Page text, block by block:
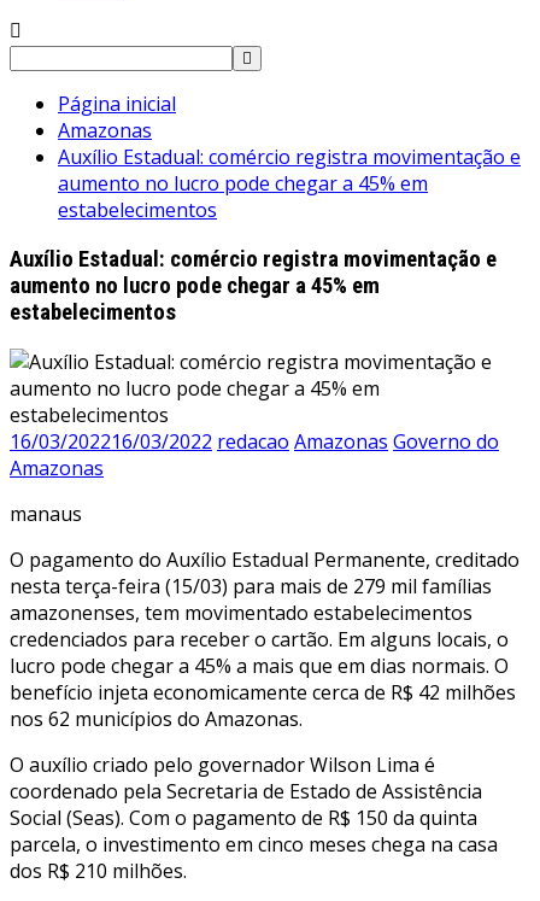
Pesquisar
Página inicial
Amazonas
Auxílio Estadual: comércio registra movimentação e
aumento no lucro pode chegar a 45% em
estabelecimentos
Auxílio Estadual: comércio registra movimentação e
aumento no lucro pode chegar a 45% em
estabelecimentos
16/03/202216/03/2022 redacao Amazonas Governo do
Amazonas
manaus
O pagamento do Auxílio Estadual Permanente, creditado
nesta terça-feira (15/03) para mais de 279 mil famílias
amazonenses, tem movimentado estabelecimentos
credenciados para receber o cartão. Em alguns locais, o
lucro pode chegar a 45% a mais que em dias normais. O
benefício injeta economicamente cerca de R$ 42 milhões
nos 62 municípios do Amazonas.
O auxílio criado pelo governador Wilson Lima é
coordenado pela Secretaria de Estado de Assistência
Social (Seas). Com o pagamento de R$ 150 da quinta
parcela, o investimento em cinco meses chega na casa
dos R$ 210 milhões.